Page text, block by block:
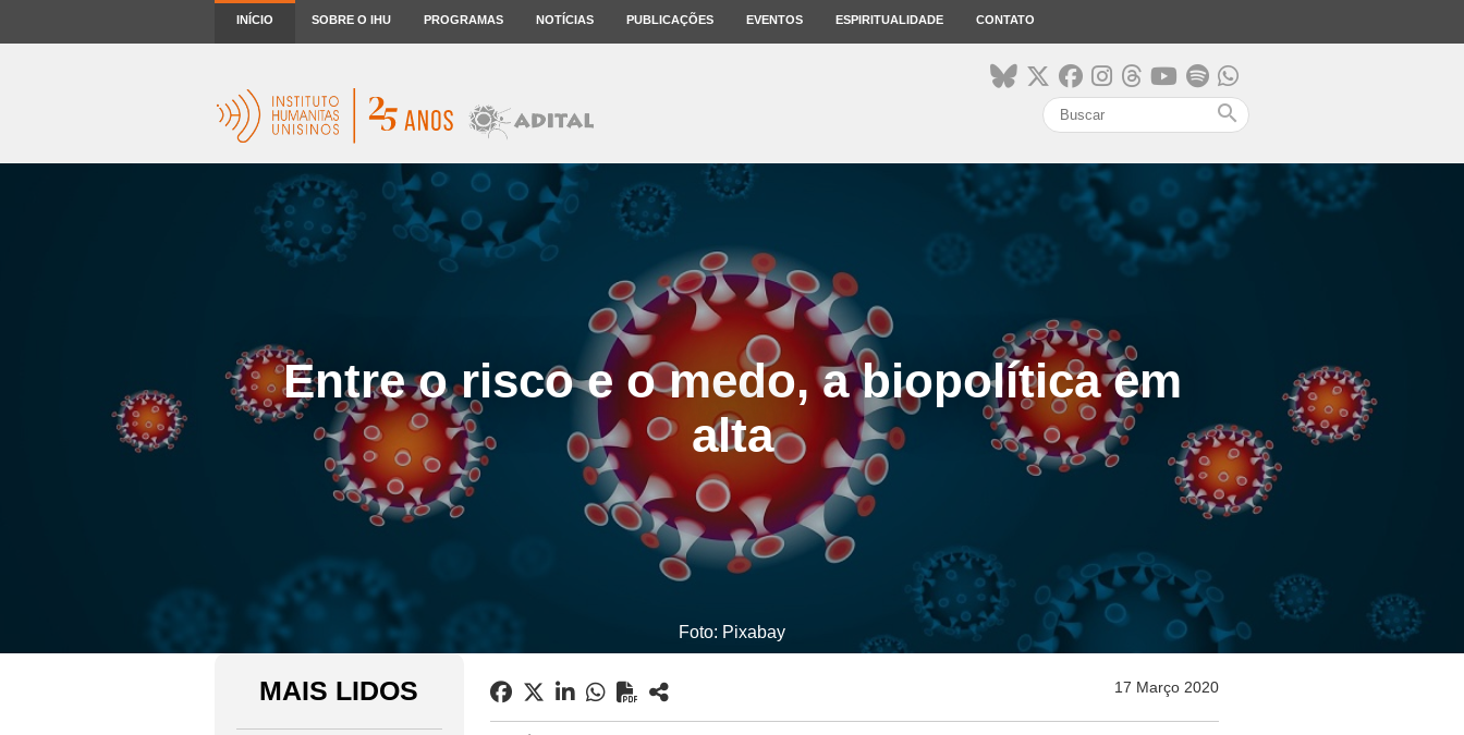
INÍCIO SOBRE O IHU PROGRAMAS NOTÍCIAS PUBLICAÇÕES EVENTOS ESPIRITUALIDADE CONTATO
search
Entre o risco e o medo, a biopolítica em
alta
Foto: Pixabay
MAIS LIDOS 17 Março 2020